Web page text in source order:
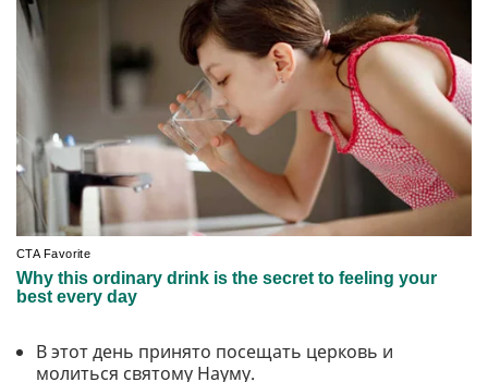
В этот день принято посещать церковь и
молиться святому Науму.